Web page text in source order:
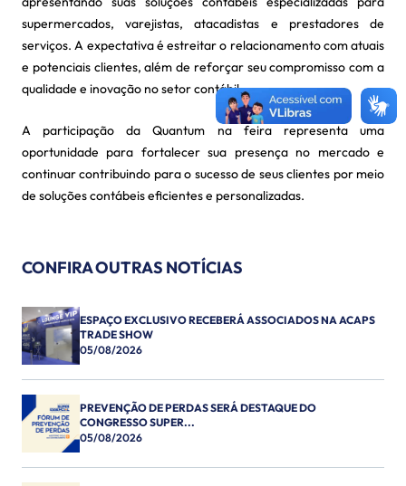
supermercados, varejistas, atacadistas e prestadores de
serviços. A expectativa é estreitar o relacionamento com atuais
e potenciais clientes, além de reforçar seu compromisso com a
qualidade e inovação no setor contábil.
A participação da Quantum na feira representa uma
oportunidade para fortalecer sua presença no mercado e
continuar contribuindo para o sucesso de seus clientes por meio
de soluções contábeis eficientes e personalizadas.
CONFIRA OUTRAS NOTÍCIAS
ESPAÇO EXCLUSIVO RECEBERÁ ASSOCIADOS NA ACAPS
TRADE SHOW
05/08/2026
PREVENÇÃO DE PERDAS SERÁ DESTAQUE DO
CONGRESSO SUPER...
05/08/2026